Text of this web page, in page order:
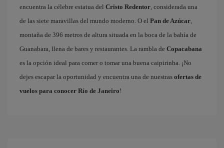
encuentra la célebre estatua del Cristo Redentor, considerada una
de las siete maravillas del mundo moderno. O el Pan de Azúcar,
montaña de 396 metros de altura situada en la boca de la bahía de
Guanabara, llena de bares y restaurantes. La rambla de Copacabana
es la opción ideal para comer o tomar una buena caipirinha. ¡No
dejes escapar la oportunidad y encuentra una de nuestras ofertas de
vuelos para conocer Río de Janeiro!